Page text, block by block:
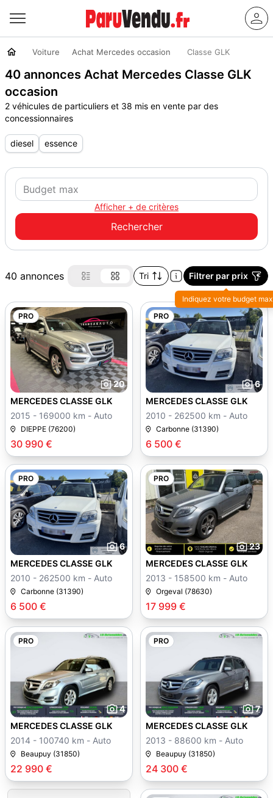
Voiture Achat Mercedes occasion Classe GLK
40 annonces Achat Mercedes Classe GLK
occasion
2 véhicules de particuliers et 38 mis en vente par des
concessionnaires
diesel essence
Afficher + de critères
40 annonces Tri Filtrer par prix
Indiquez votre budget max
PRO
20
30 990 €
MERCEDES CLASSE GLK
2015 - 169000 km - Auto
DIEPPE (76200)
PRO
6
6 500 €
MERCEDES CLASSE GLK
2010 - 262500 km - Auto
Carbonne (31390)
PRO
6
6 500 €
MERCEDES CLASSE GLK
2010 - 262500 km - Auto
Carbonne (31390)
PRO
23
17 999 €
MERCEDES CLASSE GLK
2013 - 158500 km - Auto
Orgeval (78630)
PRO
4
22 990 €
MERCEDES CLASSE GLK
2014 - 100740 km - Auto
Beaupuy (31850)
PRO
7
24 300 €
MERCEDES CLASSE GLK
2013 - 88600 km - Auto
Beaupuy (31850)